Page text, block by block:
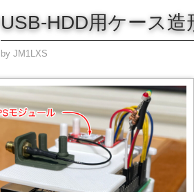
USB-HDD用ケース造
by JM1LXS